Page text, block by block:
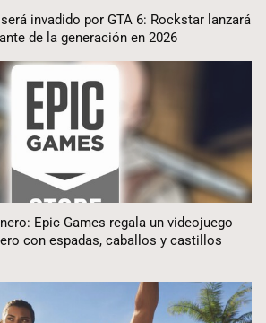
invadido por GTA 6: Rockstar lanzará
de la generación en 2026
Epic Games regala un videojuego
con espadas, caballos y castillos